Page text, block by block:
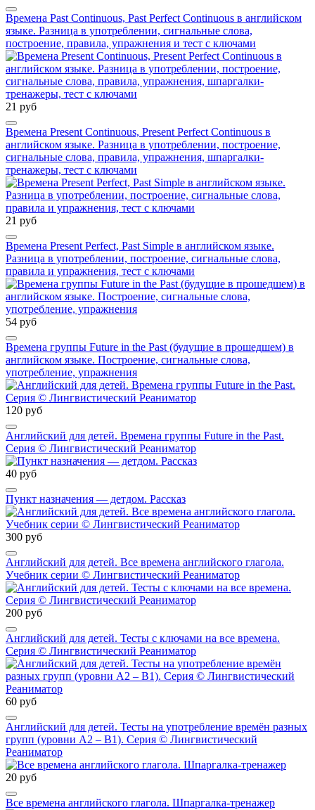
Времена Past Continuous, Past Perfect Continuous в английском
языке. Разница в употреблении, сигнальные слова,
построение, правила, упражнения и тест с ключами
21 руб
Времена Present Continuous, Present Perfect Continuous в
английском языке. Разница в употреблении, построение,
сигнальные слова, правила, упражнения, шпаргалки-
тренажеры, тест с ключами
21 руб
Времена Present Perfect, Past Simple в английском языке.
Разница в употреблении, построение, сигнальные слова,
правила и упражнения, тест с ключами
54 руб
Времена группы Future in the Past (будущие в прошедшем) в
английском языке. Построение, сигнальные слова,
употребление, упражнения
120 руб
Английский для детей. Времена группы Future in the Past.
Серия © Лингвистический Реаниматор
40 руб
Пункт назначения — детдом. Рассказ
300 руб
Английский для детей. Все времена английского глагола.
Учебник серии © Лингвистический Реаниматор
200 руб
Английский для детей. Тесты с ключами на все времена.
Серия © Лингвистический Реаниматор
60 руб
Английский для детей. Тесты на употребление времён разных
групп (уровни А2 – В1). Серия © Лингвистический
Реаниматор
20 руб
Все времена английского глагола. Шпаргалка-тренажер